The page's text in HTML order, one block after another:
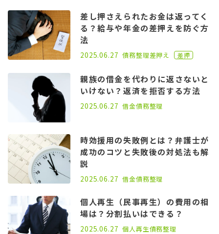
差し押さえられたお金は返ってく
る？給与や年金の差押えを防ぐ方
法
2021.08.23
2025.06.27 債務整理差押え 差押
親族の借金を代わりに返さないと
いけない？返済を拒否する方法
2022.06.15
2025.06.27 借金債務整理
時効援用の失敗例とは？弁護士が
成功のコツと失敗後の対処法も解
説
2021.05.26
2025.06.27 借金債務整理
個人再生（民事再生）の費用の相
場は？分割払いはできる？
2021.06.02
2025.06.27 個人再生債務整理